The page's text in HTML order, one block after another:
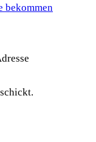
bekommen